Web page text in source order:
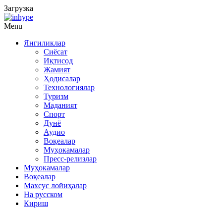
Загрузка
Menu
Янгиликлар
Сиёсат
Иқтисод
Жамият
Ҳодисалар
Технологиялар
Туризм
Маданият
Спорт
Дунё
Аудио
Воқеалар
Муҳокамалар
Пресс-релизлар
Муҳокамалар
Воқеалар
Махсус лойиҳалар
На русском
Кириш